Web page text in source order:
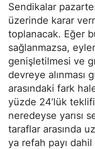
Sendikalar
üzerinde karar
toplanacak. Eğer
sağlanmazsa,
genişletilmesi ve
devreye alınması
arasındaki fark
yüzde 24’lük
neredeyse yarısı
taraflar arasında
ya refah payı